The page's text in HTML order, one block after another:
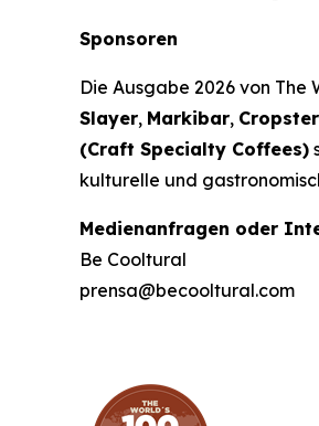
Sponsoren
Die Ausgabe 2026 von The
Slayer, Markibar, Cropster
(Craft Specialty Coffees)
kulturelle und
Medienanfragen oder
Be Cooltural
prensa@becooltural.com